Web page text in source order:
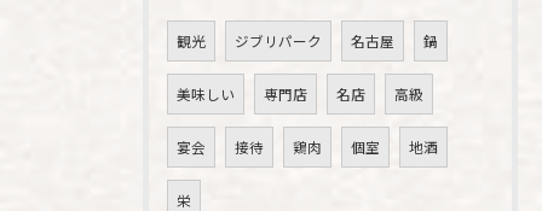
観光 ジブリパーク 名古屋 鍋
美味しい 専門店 名店 高級
宴会 接待 鶏肉 個室 地酒
栄